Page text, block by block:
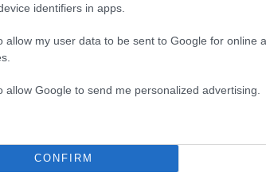
identifiers in apps.
allow my user data to be sent to Google for online
allow Google to send me personalized advertising.
CONFIRM
connections with Ireland. The
.https://t.co/Yf3XZf1Euc
Athens (@IrlEmbAthens)